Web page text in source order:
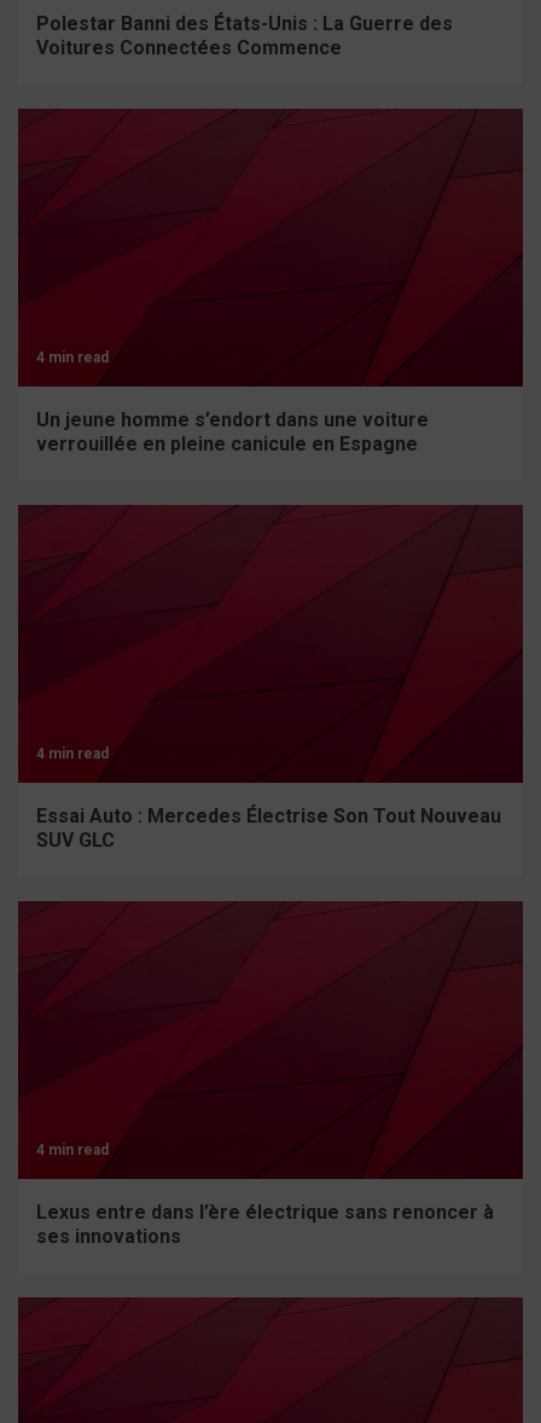
Polestar Banni des États-Unis : La Guerre des
Voitures Connectées Commence
4 min read
Un jeune homme s’endort dans une voiture
verrouillée en pleine canicule en Espagne
4 min read
Essai Auto : Mercedes Électrise Son Tout Nouveau
SUV GLC
4 min read
Lexus entre dans l’ère électrique sans renoncer à
ses innovations